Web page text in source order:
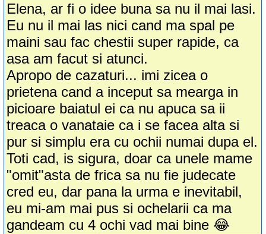
Elena, ar fi o idee buna sa nu il mai lasi.
Eu nu il mai las nici cand ma spal pe
maini sau fac chestii super rapide, ca
asa am facut si atunci.
Apropo de cazaturi... imi zicea o
prietena cand a inceput sa mearga in
picioare baiatul ei ca nu apuca sa ii
treaca o vanataie ca i se facea alta si
pur si simplu era cu ochii numai dupa el.
Toti cad, is sigura, doar ca unele mame
"omit"asta de frica sa nu fie judecate
cred eu, dar pana la urma e inevitabil,
eu mi-am mai pus si ochelarii ca ma
gandeam cu 4 ochi vad mai bine 😂